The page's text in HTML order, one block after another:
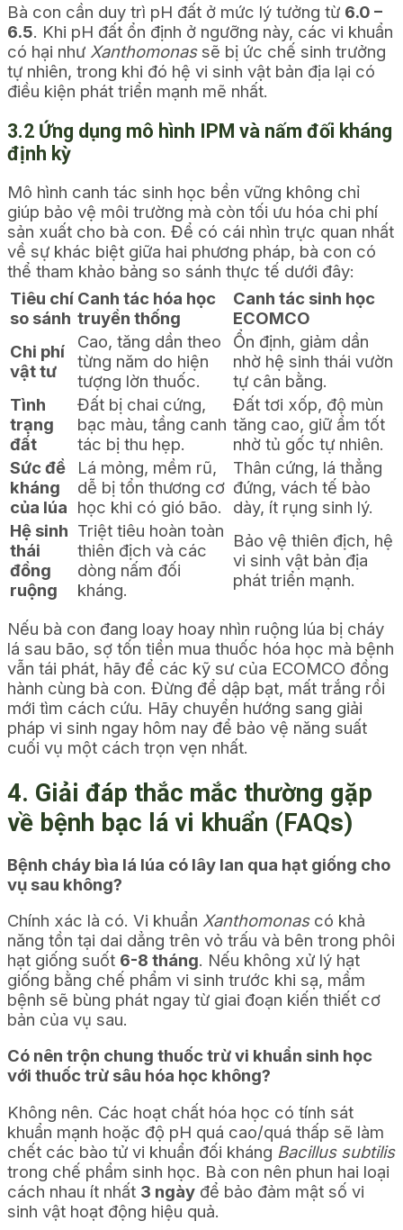
Bà con cần duy trì pH đất ở mức lý tưởng từ 6.0 –
6.5. Khi pH đất ổn định ở ngưỡng này, các vi khuẩn
có hại như Xanthomonassẽ bị ức chế sinh trưởng
tự nhiên, trong khi đó hệ vi sinh vật bản địa lại có
điều kiện phát triển mạnh mẽ nhất.
3.2 Ứng dụng mô hình IPM và nấm đối kháng
định kỳ
Mô hình canh tác sinh học bền vững không chỉ
giúp bảo vệ môi trường mà còn tối ưu hóa chi phí
sản xuất cho bà con. Để có cái nhìn trực quan nhất
về sự khác biệt giữa hai phương pháp, bà con có
thể tham khảo bảng so sánh thực tế dưới đây:
Tiêu chí
so sánh
Canh tác hóa học
truyền thống
Canh tác sinh học
ECOMCO
Chi phí
vật tư
Cao, tăng dần theo
từng năm do hiện
tượng lờn thuốc.
Ổn định, giảm dần
nhờ hệ sinh thái vườn
tự cân bằng.
Tình
trạng
đất
Đất bị chai cứng,
bạc màu, tầng canh
tác bị thu hẹp.
Đất tơi xốp, độ mùn
tăng cao, giữ ẩm tốt
nhờ tủ gốc tự nhiên.
Sức đề
kháng
của lúa
Lá mỏng, mềm rũ,
dễ bị tổn thương cơ
học khi có gió bão.
Thân cứng, lá thẳng
đứng, vách tế bào
dày, ít rụng sinh lý.
Hệ sinh
thái
đồng
ruộng
Triệt tiêu hoàn toàn
thiên địch và các
dòng nấm đối
kháng.
Bảo vệ thiên địch, hệ
vi sinh vật bản địa
phát triển mạnh.
Nếu bà con đang loay hoay nhìn ruộng lúa bị cháy
lá sau bão, sợ tốn tiền mua thuốc hóa học mà bệnh
vẫn tái phát, hãy để các kỹ sư của ECOMCO đồng
hành cùng bà con. Đừng để dập bạt, mất trắng rồi
mới tìm cách cứu. Hãy chuyển hướng sang giải
pháp vi sinh ngay hôm nay để bảo vệ năng suất
cuối vụ một cách trọn vẹn nhất.
4. Giải đáp thắc mắc thường gặp
về bệnh bạc lá vi khuẩn (FAQs)
Bệnh cháy bìa lá lúa có lây lan qua hạt giống cho
vụ sau không?
Chính xác là có. Vi khuẩn Xanthomonascó khả
năng tồn tại dai dẳng trên vỏ trấu và bên trong phôi
hạt giống suốt 6-8 tháng. Nếu không xử lý hạt
giống bằng chế phẩm vi sinh trước khi sạ, mầm
bệnh sẽ bùng phát ngay từ giai đoạn kiến thiết cơ
bản của vụ sau.
Có nên trộn chung thuốc trừ vi khuẩn sinh học
với thuốc trừ sâu hóa học không?
Không nên. Các hoạt chất hóa học có tính sát
khuẩn mạnh hoặc độ pH quá cao/quá thấp sẽ làm
chết các bào tử vi khuẩn đối kháng Bacillus subtilis
trong chế phẩm sinh học. Bà con nên phun hai loại
cách nhau ít nhất 3 ngày để bảo đảm mật số vi
sinh vật hoạt động hiệu quả.